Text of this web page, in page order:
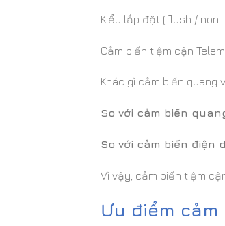
Kiểu lắp đặt (flush /
Cảm biến tiệm cận
Khác gì cảm biến quang
So với cảm biến
So với cảm biến điện
Vì vậy, cảm biến tiệm
Ưu điểm